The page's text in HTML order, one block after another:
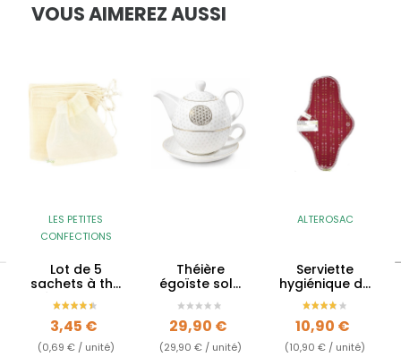
VOUS AIMEREZ AUSSI
LES PETITES
CONFECTIONS
Lot de 5
sachets à thé
réutilisables
en coton BIO
Prix
3,45 €
(0,69 € / unité)
Théière
égoïste solo
Fleur de Vie en
porcelaine
Prix
29,90 €
(29,90 € / unité)
ALTEROSAC
Serviette
hygiénique de
nuit BIO taille L
Prix
10,90 €
(10,90 € / unité)